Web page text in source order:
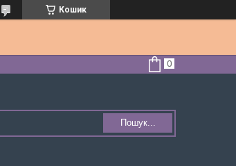
Кошик
Пошук...